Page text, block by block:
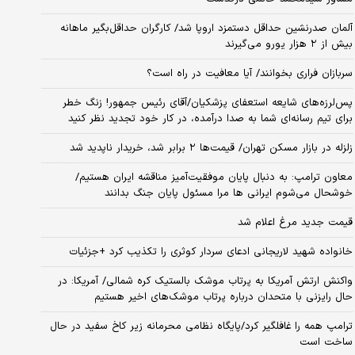
آلمان صدرنشین حداقل دستمزد اروپا شد/ کارگران حداقل‌بگیر ماهانه
بیش از ۲ هزار یورو می‌گیرند
سربازان فراری بخوانند/ آیا معافیت در راه است؟
پس‌لرزه‌های شایعه استعفای پزشکیان/آقای رئیس جمهور! زنگ خطر
برای تیم رسانه‌ای شما به صدا درآمده، در کار خود تجدید نظر کنید
زلزله در بازار مسکن تهران/ قیمت‌ها ۲ برابر شد، خریدار ناپدید شد
معاون ترامپ: به دنبال پایان موفقیت‌آمیز مناقشه ایران هستیم/
خوشحال می‌شوم ایرانی ها مرا مسئول پایان جنگ بدانند
قیمت جدید مرغ اعلام شد
خانواده شهید لاریجانی ادعای سردار کوثری را تکذیب کرد +جزئیات
واکنش ارتش آمریکا به پرتاب موشک بالستیک کره شمالی/ آمریکا: در
حال رایزنی با متحدان درباره پرتاب موشک‌های اخیر هستیم
ترامپ همه را غافلگیر کرد/پایگاه نظامی محرمانه زیر کاخ سفید در حال
ساخت است